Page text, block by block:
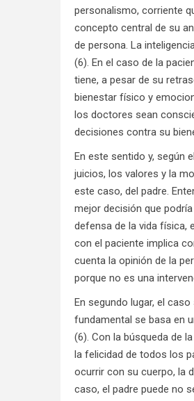
personalismo, corriente
concepto central de su
de persona. La
(6). En el caso de la
tiene, a pesar de su
bienestar físico y
los doctores sean
decisiones contra su
En este sentido y, según
juicios, los valores y la
este caso, del padre.
mejor decisión que
defensa de la vida física,
con el paciente implica
cuenta la opinión de la
porque no es una
En segundo lugar, el
fundamental se basa en
(6). Con la búsqueda de
la felicidad de todos los
ocurrir con su cuerpo, la
caso, el padre puede no